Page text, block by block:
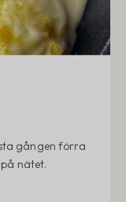
gången förra
nätet.